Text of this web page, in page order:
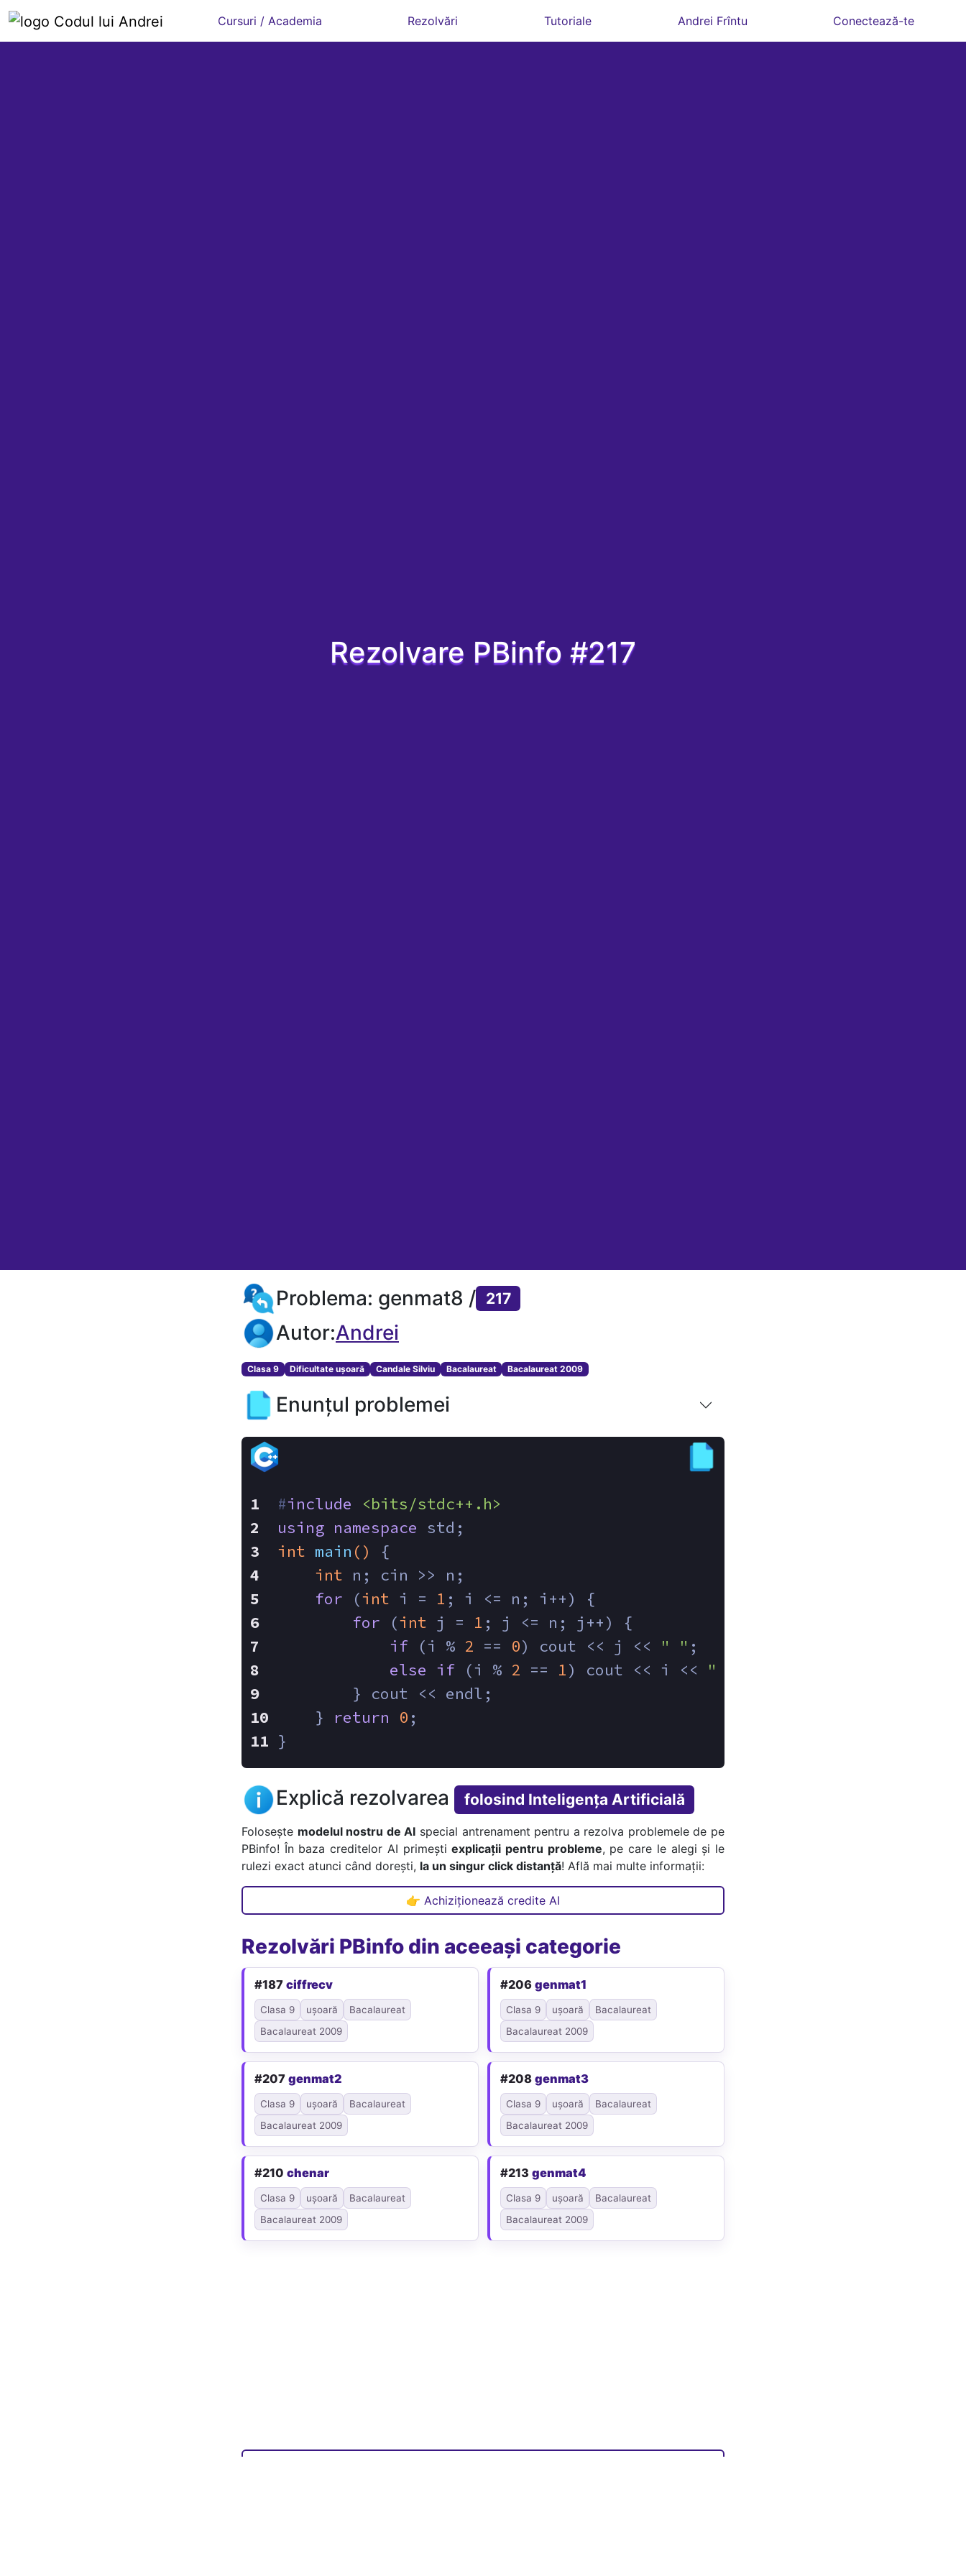
Cursuri / Academia Rezolvări Tutoriale Andrei Frîntu Conectează-te
Rezolvare PBinfo #217
Problema: genmat8 / 217
Autor:Andrei
Clasa 9 Dificultate ușoară Candale Silviu Bacalaureat Bacalaureat 2009
Enunțul problemei
#include
<bits/stdc++.h>
using namespace std;
int main ()
{
int n; cin >> n;
for (int i = 1 ; i <= n; i++) {
for (int j = 1 ; j <= n; j++) {
if (i % 2 == 0) cout << j << " " ;
else if (i % 2 == 1) cout << i << " "
        } cout << endl;
    }
return 0 ;
}
Explică rezolvarea folosind Inteligența Artificială
Folosește modelul nostru de AI special antrenament pentru a rezolva problemele de pe
PBinfo! În baza creditelor AI primeștiexplicații pentru probleme, pe care le alegi și le
rulezi exact atunci când dorești, la un singur click distanță! Află mai multe informații:
👉 Achiziționează credite AI
Rezolvări PBinfo din aceeași categorie
#187 ciffrecv
Clasa 9 ușoară
Bacalaureat
Bacalaureat 2009
#206 genmat1
Clasa 9 ușoară
Bacalaureat
Bacalaureat 2009
#207 genmat2
Clasa 9 ușoară
Bacalaureat
Bacalaureat 2009
#208 genmat3
Clasa 9 ușoară
Bacalaureat
Bacalaureat 2009
#210 chenar
Clasa 9 ușoară
Bacalaureat
Bacalaureat 2009
#213 genmat4
Clasa 9 ușoară
Bacalaureat
Bacalaureat 2009